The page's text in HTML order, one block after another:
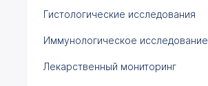
Гистологические исследования
Иммунологическое исследование
Лекарственный мониторинг